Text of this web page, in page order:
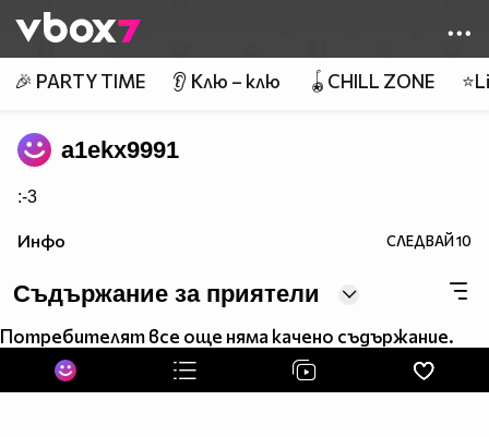
👾
🎉 PARTY TIME 👂 Клю – клю 🪀CHILL ZONE
a1ekx9991
:-3
Инфо СЛЕДВАЙ10
Съдържание за приятели
Потребителят все още няма качено съдържание.